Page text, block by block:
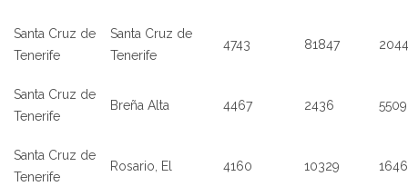
Santa Cruz de
Tenerife
Santa Cruz de
Tenerife
4743 81847
Santa Cruz de
Tenerife
Breña Alta 4467 2436 5509
Santa Cruz de
Tenerife
Rosario, El 4160 10329